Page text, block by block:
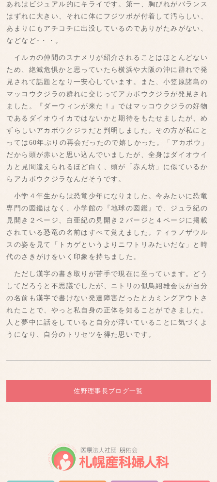
あれはビジュアル的にキライです。第一、胸びれがバランス
はずれに大きい、それに体にフジツボが付着して汚らしい、
あまりにもアチコチに出没しているのでありがたみがない、
などなど･・・。
イルカの仲間のスナメリが紹介されることはほとんどない
ため、絶滅危惧かと思っていたら横浜や大阪の沖に群れで発
見されて話題となり一安心しています。また、小笠原諸島の
マッコウクジラの群れに交じってアカボウクジラが発見され
ました。『ダーウィンが来た！』ではマッコウクジラの好物
であるダイオウイカではないかと期待をもたせましたが、め
ずらしいアカボウクジラだと判明しました。その方が私にと
っては60年ぶりの再会だったので嬉しかった。「アカボウ」
だから頭が赤いと思い込んでいましたが、全身はダイオウイ
カと見間違えられるほど白く、頭が「赤ん坊」に似ているか
らアカボウクジラなんだそうです。
小学４年生からは恐竜少年になりました。今みたいに恐竜
専門の図鑑はなく、小学館の『地球の図鑑』で、ジュラ紀の
見開き２ページ、白亜紀の見開き２パージと４ページに掲載
されている恐竜の名前はすべて覚えました。ティラノザウル
スの姿を見て「トカゲというよりニワトリみたいだな」と時
代のさきがけをいく印象を持ちました。
ただし漢字の書き取りが苦手で現在に至っています。どう
してだろうと不思議でしたが、ニトリの似鳥紹雄会長が自分
の名前も漢字で書けない発達障害だったとカミングアウトさ
れたことで、やっと私自身の正体を知ることができました。
人と夢中に話をしていると自分が浮いていることに気づくよ
うになり、自分のトリセツを得た思いです。
佐野理事長ブログ一覧